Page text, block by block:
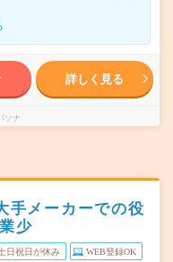
詳しく見る
ソナ
手メーカーでの役
少
日祝日が休み WEB登録OK